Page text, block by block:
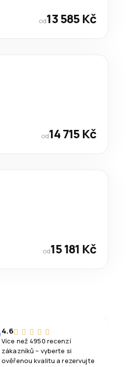
od13 585 Kč
od14 715 Kč
od15 181 Kč
4.6
Více než 4950 recenzí
zákazníků – vyberte si
ověřenou kvalitu a rezervujte